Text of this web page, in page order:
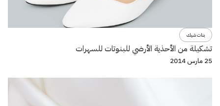
بنات شيك
تشكيلة من الأحذية الأرضي للبنوتات للسهرات
25 مارس 2014